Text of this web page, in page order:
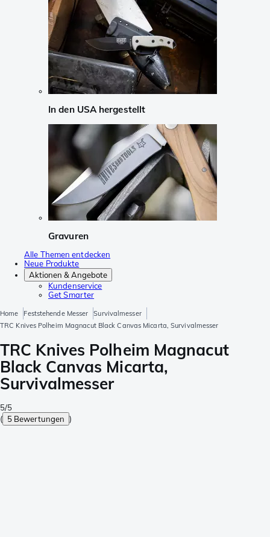
In den USA hergestellt
Gravuren
Alle Themen entdecken
Neue Produkte
Aktionen & Angebote
Kundenservice
Get Smarter
Home Feststehende Messer
Survivalmesser
TRC Knives Polheim Magnacut Black Canvas Micarta, Survivalmesser
TRC Knives Polheim Magnacut
Black Canvas Micarta,
Survivalmesser
5/5
( 5 Bewertungen )